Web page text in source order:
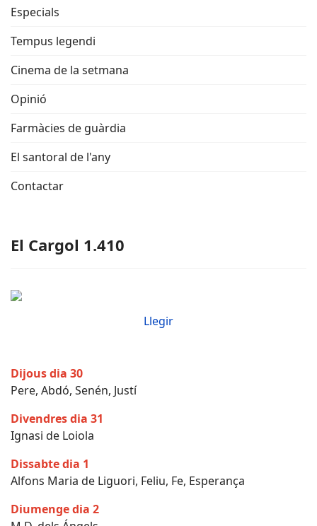
Especials
Tempus legendi
Cinema de la setmana
Opinió
Farmàcies de guàrdia
El santoral de l'any
Contactar
El Cargol 1.410
Llegir
Dijous dia 30
Pere, Abdó, Senén, Justí
Divendres dia 31
Ignasi de Loiola
Dissabte dia 1
Alfons Maria de Liguori, Feliu, Fe, Esperança
Diumenge dia 2